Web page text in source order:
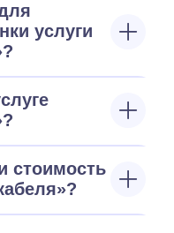
услуги
стоимость